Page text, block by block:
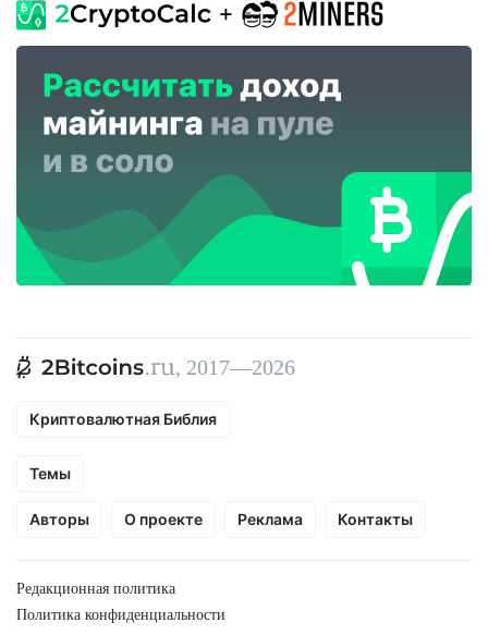
, 2017—2026
Криптовалютная Библия
Темы
Авторы О проекте Реклама Контакты
Редакционная политика
Политика конфиденциальности